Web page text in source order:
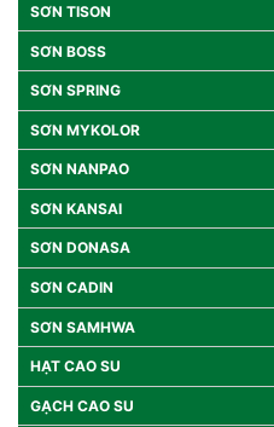
SƠN TISON
SƠN BOSS
SƠN SPRING
SƠN MYKOLOR
SƠN NANPAO
SƠN KANSAI
SƠN DONASA
SƠN CADIN
SƠN SAMHWA
HẠT CAO SU
GẠCH CAO SU